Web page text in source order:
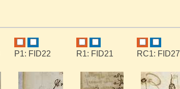
P1: FID22 R1: FID21 RC1: FID27